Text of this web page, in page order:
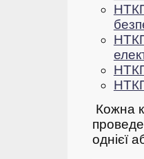
Кожна
однієї